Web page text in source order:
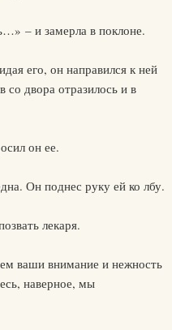
– и замерла в поклоне.
его, он направился к ней
со двора отразилось и в
он ее.
Он поднес руку ей ко лбу.
лекаря.
ваши внимание и нежность
наверное, мы